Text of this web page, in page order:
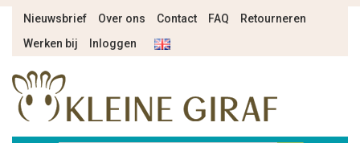
Nieuwsbrief Over ons Contact FAQ
Retourneren
Werken bij
Inloggen